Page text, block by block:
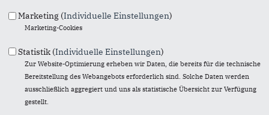
mehr lesen
CDU-Fraktion: Unsere Entscheidungen
zum städtischen Haushalt 2025
18.12.2024
Die CDU-Ratsfraktion hat für das nächste Jahr zukunftsweisende
Haushaltsanträge beschlossen. „Unser Ziel ist, das für Düsseldorf
Marketing (Individuelle Einstellungen)
Marketing-Cookies
Statistik (Individuelle Einstellungen)
Zur Website-Optimierung erheben wir Daten, die bereits für die technische
Bereitstellung des Webangebots erforderlich sind. Solche Daten werden
ausschließlich aggregiert und uns als statistische Übersicht zur Verfügung
gestellt.